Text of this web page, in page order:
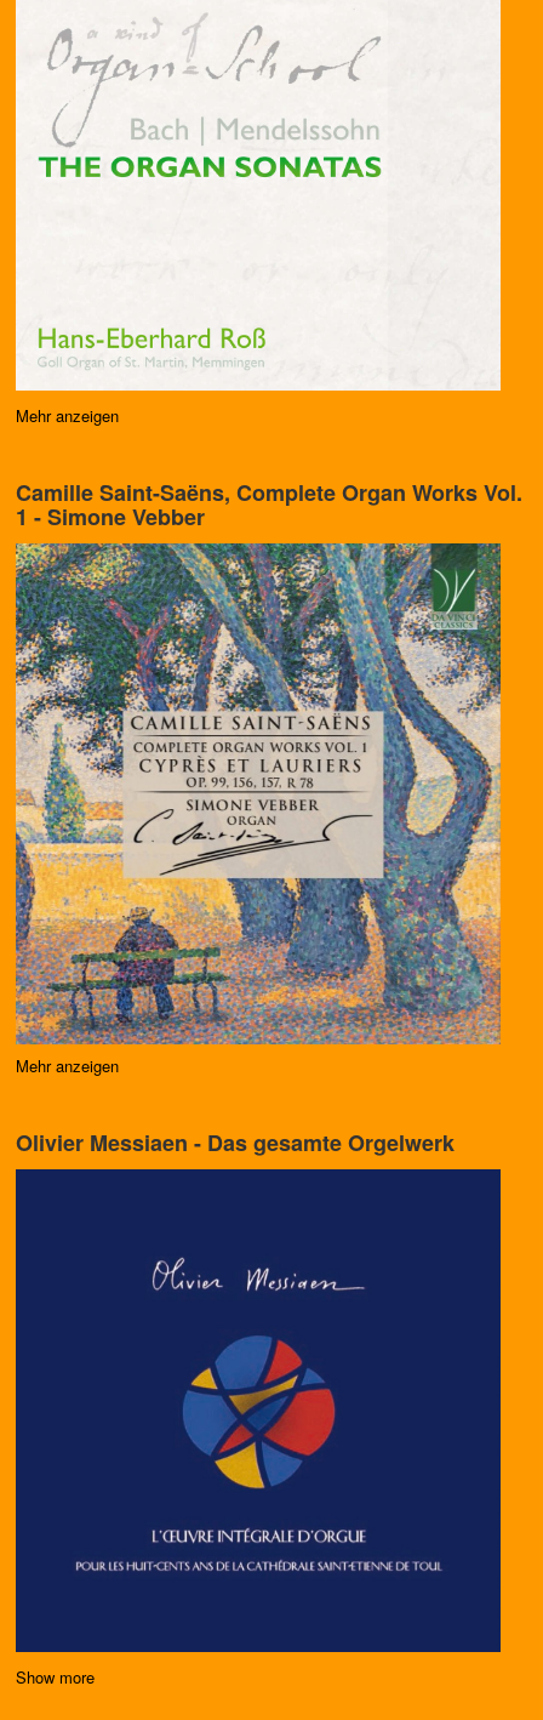
Mehr anzeigen
Camille Saint-Saëns, Complete Organ Works Vol.
1 - Simone Vebber
Mehr anzeigen
Olivier Messiaen - Das gesamte Orgelwerk
Show more